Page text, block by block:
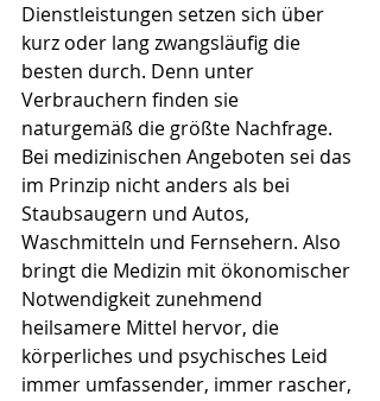
Dienstleistungen setzen sich über
kurz oder lang zwangsläufig die
besten durch. Denn unter
Verbrauchern finden sie
naturgemäß die größte Nachfrage.
Bei medizinischen Angeboten sei das
im Prinzip nicht anders als bei
Staubsaugern und Autos,
Waschmitteln und Fernsehern. Also
bringt die Medizin mit ökonomischer
Notwendigkeit zunehmend
heilsamere Mittel hervor, die
körperliches und psychisches Leid
immer umfassender, immer rascher,